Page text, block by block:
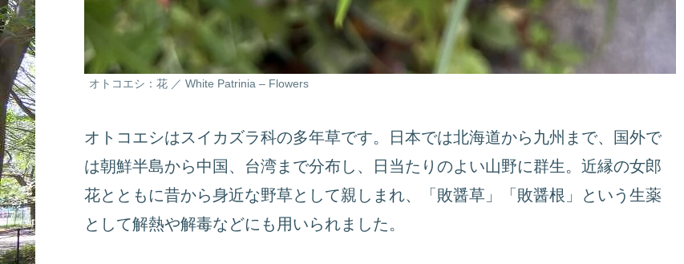
オトコエシ：花 ／ White Patrinia – Flowers
オトコエシはスイカズラ科の多年草です。日本では北海道から九州まで、国外で
は朝鮮半島から中国、台湾まで分布し、日当たりのよい山野に群生。近縁の女郎
花とともに昔から身近な野草として親しまれ、「敗醤草」「敗醤根」という生薬
として解熱や解毒などにも用いられました。